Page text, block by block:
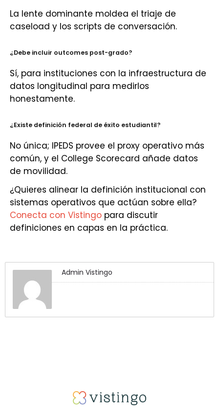
La lente dominante moldea el triaje de
caseload y los scripts de conversación.
¿Debe incluir outcomes post-grado?
Sí, para instituciones con la infraestructura de
datos longitudinal para medirlos
honestamente.
¿Existe definición federal de éxito estudiantil?
No única; IPEDS provee el proxy operativo más
común, y el College Scorecard añade datos
de movilidad.
¿Quieres alinear la definición institucional con
sistemas operativos que actúan sobre ella?
Conecta con Vistingo para discutir
definiciones en capas en la práctica.
Admin Vistingo